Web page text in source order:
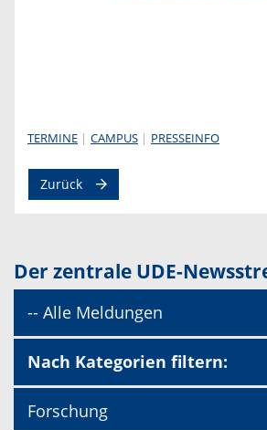
TERMINE CAMPUS PRESSEINFO
Zurück
Der zentrale UDE-
-- Alle Meldungen
Nach Kategorien filtern:
Forschung